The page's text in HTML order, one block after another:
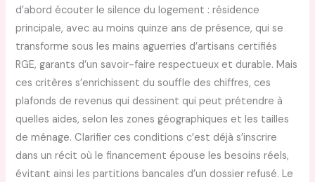
d’abord écouter le silence du logement : résidence
principale, avec au moins quinze ans de présence, qui se
transforme sous les mains aguerries d’artisans certifiés
RGE, garants d’un savoir-faire respectueux et durable. Mais
ces critères s’enrichissent du souffle des chiffres, ces
plafonds de revenus qui dessinent qui peut prétendre à
quelles aides, selon les zones géographiques et les tailles
de ménage. Clarifier ces conditions c’est déjà s’inscrire
dans un récit où le financement épouse les besoins réels,
évitant ainsi les partitions bancales d’un dossier refusé. Le